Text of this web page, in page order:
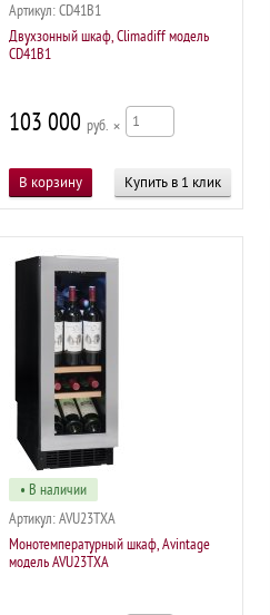
Артикул: CD41B1
Двухзонный шкаф, Climadiff модель
CD41B1
103 000 р ×
Купить в 1 клик
• В наличии
Артикул: AVU23TXA
Монотемпературный шкаф, Avintage
модель AVU23TXA